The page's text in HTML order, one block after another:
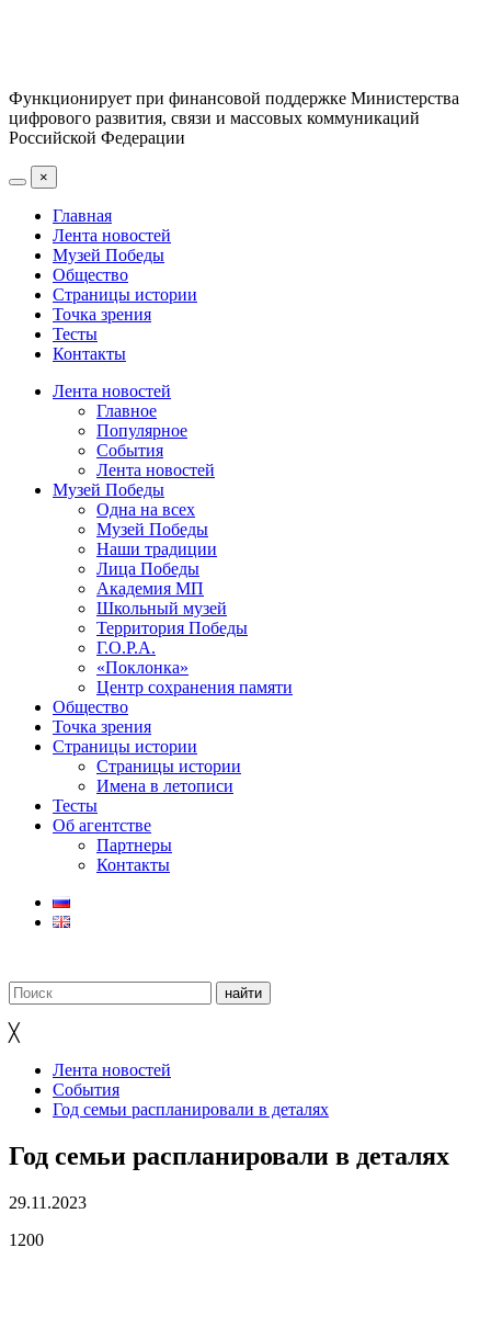
Функционирует при финансовой поддержке Министерства
цифрового развития, связи и массовых коммуникаций
Российской Федерации
×
Главная
Лента новостей
Музей Победы
Общество
Страницы истории
Точка зрения
Тесты
Контакты
Лента новостей
Главное
Популярное
События
Лента новостей
Музей Победы
Одна на всех
Музей Победы
Наши традиции
Лица Победы
Академия МП
Школьный музей
Территория Победы
Г.О.Р.А.
«Поклонка»
Центр сохранения памяти
Общество
Точка зрения
Страницы истории
Страницы истории
Имена в летописи
Тесты
Об агентстве
Партнеры
Контакты
╳
Лента новостей
События
Год семьи распланировали в деталях
Год семьи распланировали в деталях
29.11.2023
1200